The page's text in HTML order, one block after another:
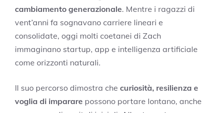
cambiamento generazionale. Mentre i ragazzi di
vent’anni fa sognavano carriere lineari e
consolidate, oggi molti coetanei di Zach
immaginano startup, app e intelligenza artificiale
come orizzonti naturali.
Il suo percorso dimostra che curiosità, resilienza e
voglia di imparare possono portare lontano, anche